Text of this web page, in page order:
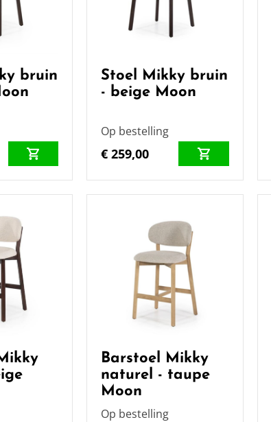
bruin
Stoel Mikky bruin
- beige Moon
Op bestelling
€ 259,00
Barstoel Mikky
naturel - taupe
Moon
Op bestelling